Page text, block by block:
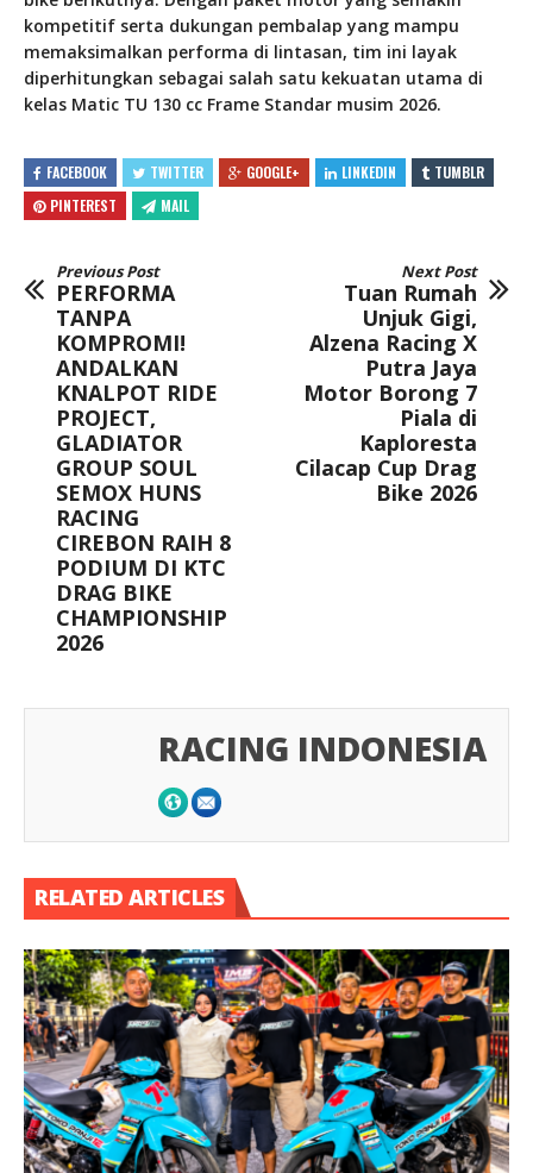
kompetitif serta dukungan pembalap yang mampu
memaksimalkan performa di lintasan, tim ini layak
diperhitungkan sebagai salah satu kekuatan utama di
kelas Matic TU 130 cc Frame Standar musim 2026.
FACEBOOK TWITTER GOOGLE+ LINKEDIN
TUMBLR
PINTEREST
MAIL
Previous Post
PERFORMA
TANPA
KOMPROMI!
ANDALKAN
KNALPOT RIDE
PROJECT,
GLADIATOR
GROUP SOUL
SEMOX HUNS
RACING
CIREBON RAIH 8
PODIUM DI KTC
DRAG BIKE
CHAMPIONSHIP
2026
Next Post
Tuan Rumah
Unjuk Gigi,
Alzena Racing X
Putra Jaya
Motor Borong 7
Piala di
Kaploresta
Cilacap Cup Drag
Bike 2026
RACING INDONESIA
RELATED ARTICLES